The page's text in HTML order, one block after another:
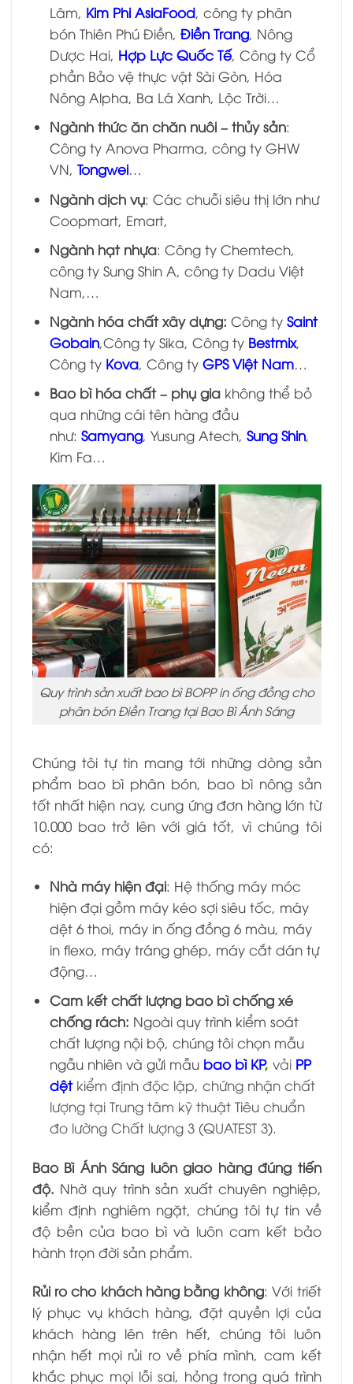
Lâm, Kim Phi AsiaFood, công ty phân
bón Thiên Phú Điền, Điền Trang, Nông
Dược Hai, Hợp Lực Quốc Tế, Công ty Cổ
phần Bảo vệ thực vật Sài Gòn, Hóa
Nông Alpha, Ba Lá Xanh, Lộc Trời…
Ngành thức ăn chăn nuôi – thủy sản:
Công ty Anova Pharma, công ty GHW
VN, Tongwei…
Ngành dịch vụ: Các chuỗi siêu thị lớn như
Coopmart, Emart,
Ngành hạt nhựa: Công ty Chemtech,
công ty Sung Shin A, công ty Dadu Việt
Nam,…
Ngành hóa chất xây dựng: Công ty Saint
Gobain,Công ty Sika, Công ty Bestmix,
Công ty Kova, Công ty GPS Việt Nam…
Bao bì hóa chất – phụ giakhông thể bỏ
qua những cái tên hàng đầu
như: Samyang, Yusung Atech, Sung Shin,
Kim Fa…
Quy trình sản xuất bao bì BOPP in ống đồng cho
phân bón Điền Trang tại Bao Bì Ánh Sáng
Chúng tôi tự tin mang tới những dòng sản
phẩm bao bì phân bón, bao bì nông sản
tốt nhất hiện nay, cung ứng đơn hàng lớn từ
10.000 bao trở lên với giá tốt, vì chúng tôi
có:
Nhà máy hiện đại: Hệ thống máy móc
hiện đại gồm máy kéo sợi siêu tốc, máy
dệt 6 thoi, máy in ống đồng 6 màu, máy
in flexo, máy tráng ghép, máy cắt dán tự
động…
Cam kết chất lượng bao bì chống xé
chống rách: Ngoài quy trình kiểm soát
chất lượng nội bộ, chúng tôi chọn mẫu
ngẫu nhiên và gửi mẫu bao bì KP, vải PP
dệt kiểm định độc lập, chứng nhận chất
lượng tại Trung tâm kỹ thuật Tiêu chuẩn
đo lường Chất lượng 3 (QUATEST 3).
Bao Bì Ánh Sáng luôn giao hàng đúng tiến
độ. Nhờ quy trình sản xuất chuyên nghiệp,
kiểm định nghiêm ngặt, chúng tôi tự tin về
độ bền của bao bì và luôn cam kết bảo
hành trọn đời sản phẩm.
Rủi ro cho khách hàng bằng không: Với triết
lý phục vụ khách hàng, đặt quyền lợi của
khách hàng lên trên hết, chúng tôi luôn
nhận hết mọi rủi ro về phía mình, cam kết
khắc phục mọi lỗi sai, hỏng trong quá trình